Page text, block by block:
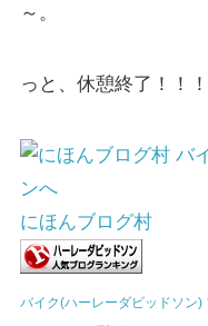
～。
っと、休憩終了！！！
にほんブログ村
バイク(ハーレーダビッドソン)